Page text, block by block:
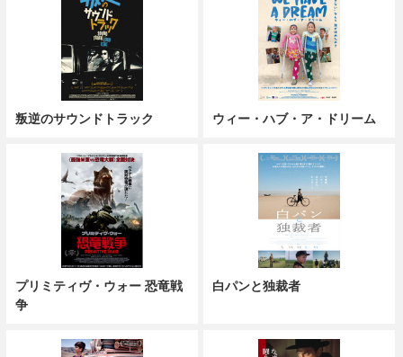
叛逆のサウンドトラック ウィー・ハブ・ア・ドリーム
プリミティヴ・ウォー 恐竜戦
争
白パンと独裁者